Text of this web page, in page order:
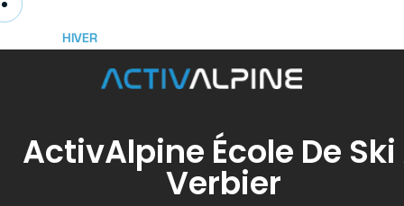
HIVER
ActivAlpine École De Ski
Verbier